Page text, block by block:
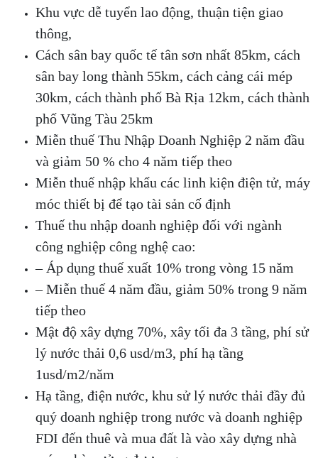
Khu vực dễ tuyển lao động, thuận tiện giao
thông,
Cách sân bay quốc tế tân sơn nhất 85km, cách
sân bay long thành 55km, cách cảng cái mép
30km, cách thành phố Bà Rịa 12km, cách thành
phố Vũng Tàu 25km
Miễn thuế Thu Nhập Doanh Nghiệp 2 năm đầu
và giảm 50 % cho 4 năm tiếp theo
Miễn thuế nhập khẩu các linh kiện điện tử, máy
móc thiết bị để tạo tài sản cố định
Thuế thu nhập doanh nghiệp đối với ngành
công nghiệp công nghệ cao:
– Áp dụng thuế xuất 10% trong vòng 15 năm
– Miễn thuế 4 năm đầu, giảm 50% trong 9 năm
tiếp theo
Mật độ xây dựng 70%, xây tối đa 3 tầng, phí sử
lý nước thải 0,6 usd/m3, phí hạ tầng
1usd/m2/năm
Hạ tầng, điện nước, khu sử lý nước thải đầy đủ
quý doanh nghiệp trong nước và doanh nghiệp
FDI đến thuê và mua đất là vào xây dựng nhà